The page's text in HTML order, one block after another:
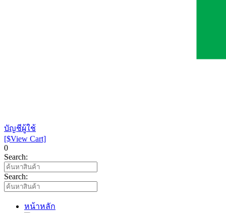
บัญชีผู้ใช้
[$View Cart]
0
Search:
Search:
หน้าหลัก